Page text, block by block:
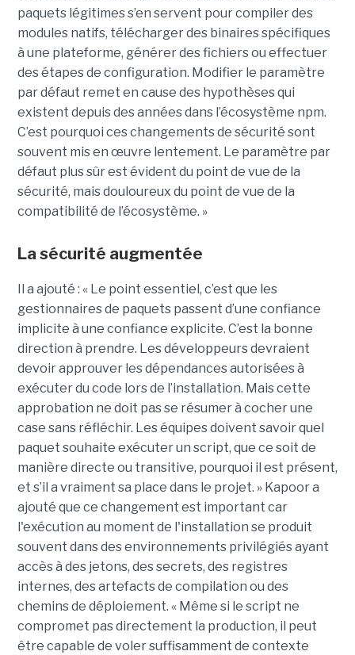
paquets légitimes s’en servent pour compiler des
modules natifs, télécharger des binaires spécifiques
à une plateforme, générer des fichiers ou effectuer
des étapes de configuration. Modifier le paramètre
par défaut remet en cause des hypothèses qui
existent depuis des années dans l’écosystème npm.
C’est pourquoi ces changements de sécurité sont
souvent mis en œuvre lentement. Le paramètre par
défaut plus sûr est évident du point de vue de la
sécurité, mais douloureux du point de vue de la
compatibilité de l’écosystème. »
La sécurité augmentée
Il a ajouté : « Le point essentiel, c’est que les
gestionnaires de paquets passent d’une confiance
implicite à une confiance explicite. C’est la bonne
direction à prendre. Les développeurs devraient
devoir approuver les dépendances autorisées à
exécuter du code lors de l’installation. Mais cette
approbation ne doit pas se résumer à cocher une
case sans réfléchir. Les équipes doivent savoir quel
paquet souhaite exécuter un script, que ce soit de
manière directe ou transitive, pourquoi il est présent,
et s’il a vraiment sa place dans le projet. » Kapoor a
ajouté que ce changement est important car
l'exécution au moment de l'installation se produit
souvent dans des environnements privilégiés ayant
accès à des jetons, des secrets, des registres
internes, des artefacts de compilation ou des
chemins de déploiement. « Même si le script ne
compromet pas directement la production, il peut
être capable de voler suffisamment de contexte